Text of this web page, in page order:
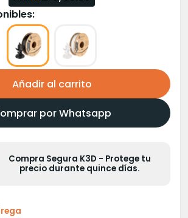
Añadir al carrito
por Whatsapp
Compra Segura K3D - Protege tu
precio durante quince días.